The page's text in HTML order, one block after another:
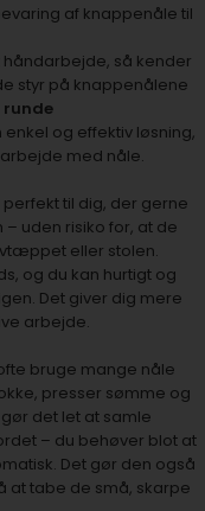
af knappenåle til
så kender
styr på knappenålene
runde
enkel og effektiv løsning,
med nåle.
perfekt til dig, der gerne
uden risiko for, at de
eller stolen.
og du kan hurtigt og
Det giver dig mere
arbejde.
bruge mange nåle
presser sømme og
gør det let at samle
– du behøver blot at
Det gør den også
at tabe de små, skarpe